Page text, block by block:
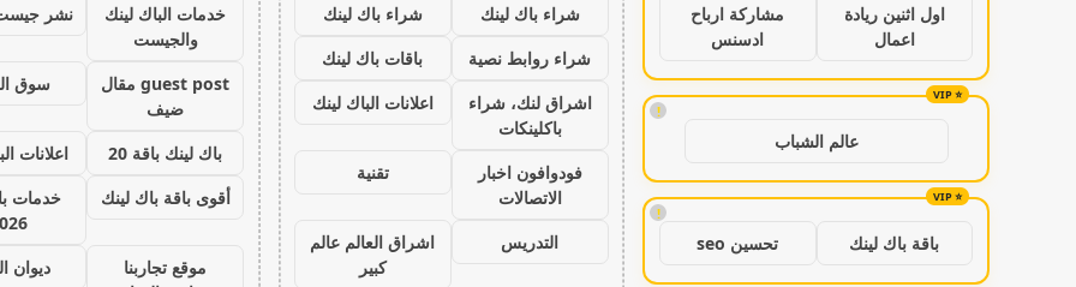
اول اثنين ريادة
اعمال
مشاركة ارباح
ادسنس
!
عالم الشباب
!
باقة باك لينك تحسين seo
شراء باك لينك
شراء باك لينك
شراء روابط نصية
باقات باك لينك
اشراق لنك، شراء
باكلينكات
اعلانات الباك لينك
فودوافون اخبار
الاتصالات
تقنية
التدريس
اشراق العالم عالم
كبير
خدمات الباك لينك
والجيست
نشر
guest post مقال
ضيف
سوق
باك لينك باقة 20
اعلانات
أقوى باقة باك لينك
خدمات
موقع تجاربنا
ديوان